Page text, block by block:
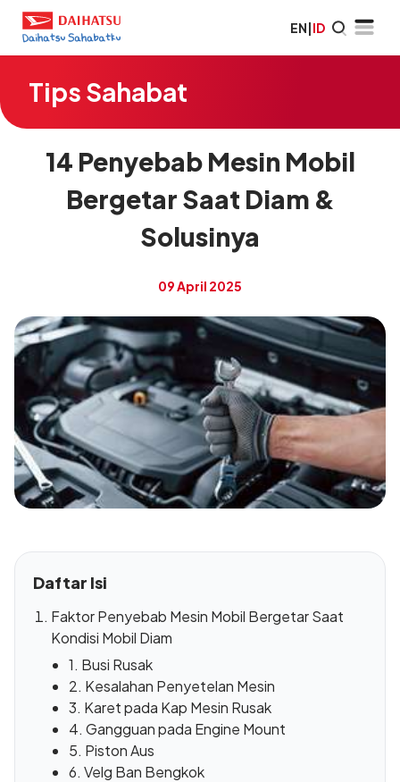
EN|ID
Tips Sahabat
14 Penyebab Mesin Mobil
Bergetar Saat Diam &
Solusinya
09 April 2025
Daftar Isi
Faktor Penyebab Mesin Mobil Bergetar Saat
Kondisi Mobil Diam
1. Busi Rusak
2. Kesalahan Penyetelan Mesin
3. Karet pada Kap Mesin Rusak
4. Gangguan pada Engine Mount
5. Piston Aus
6. Velg Ban Bengkok